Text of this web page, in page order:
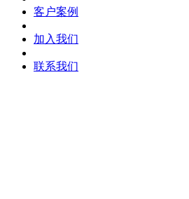
客户案例
加入我们
联系我们